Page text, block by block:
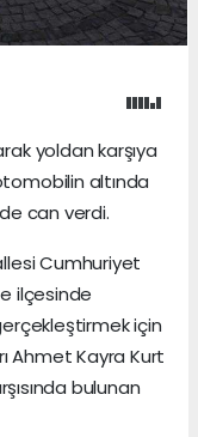
yoldan karşıya
altında
can verdi.
Cumhuriyet
ilçesinde
için
Ahmet Kayra Kurt
bulunan